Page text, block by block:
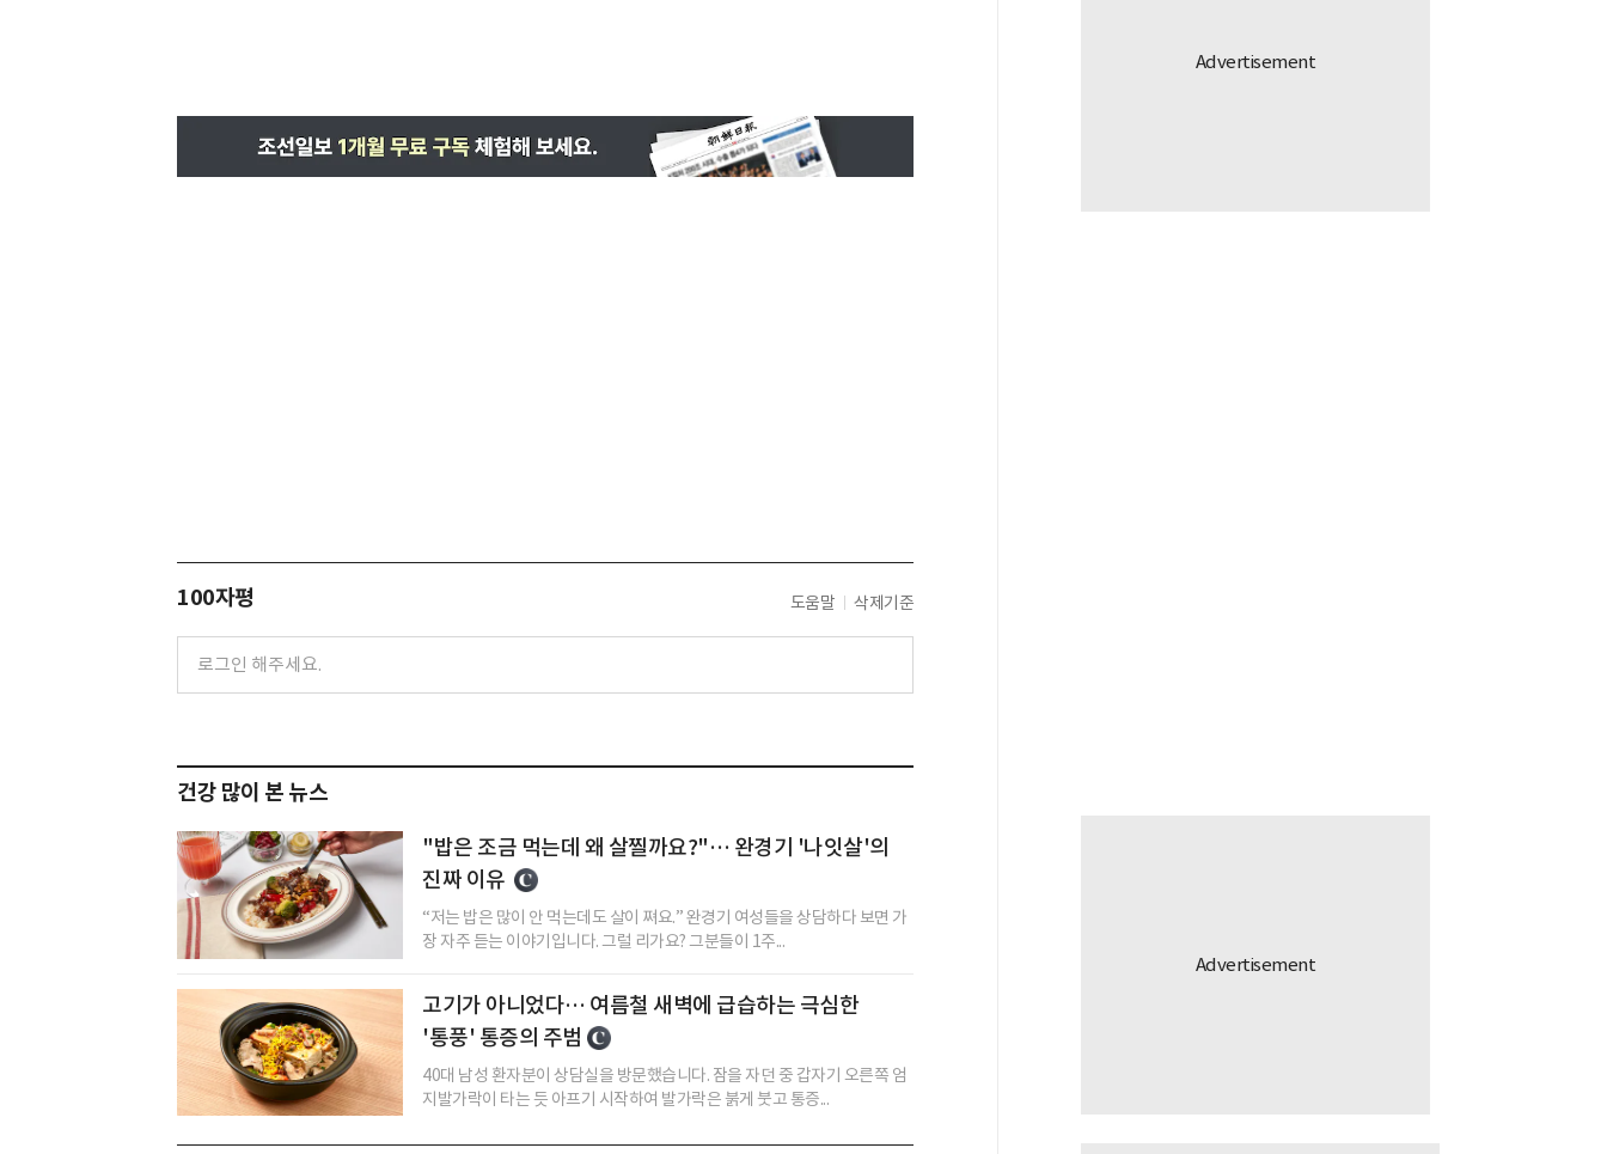
100자평 도움말 삭제기준
건강 많이 본 뉴스
"밥은 조금 먹는데 왜 살찔까요?"… 완경기 '나잇살'의
진짜 이유
“저는 밥은 많이 안 먹는데도 살이 쪄요.” 완경기 여성들을 상담하다 보면 가
장 자주 듣는 이야기입니다. 그럴 리가요? 그분들이 1주...
고기가 아니었다… 여름철 새벽에 급습하는 극심한
'통풍' 통증의 주범
40대 남성 환자분이 상담실을 방문했습니다. 잠을 자던 중 갑자기 오른쪽 엄
지발가락이 타는 듯 아프기 시작하여 발가락은 붉게 붓고 통증...